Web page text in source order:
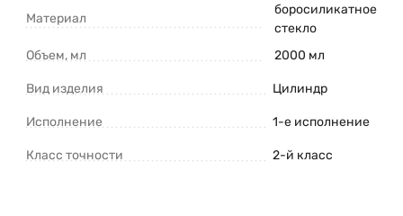
Материал
боросиликатное
стекло
Объем, мл
2000 мл
Вид изделия Цилиндр
Исполнение 1-е исполнение
Класс точности 2-й класс